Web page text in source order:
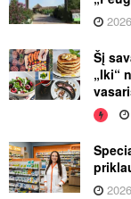
Šį
„Iki“